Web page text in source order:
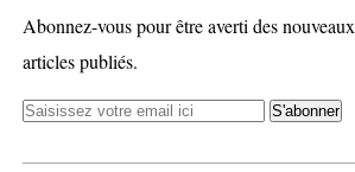
Abonnez-vous pour être averti des nouveaux
articles publiés.